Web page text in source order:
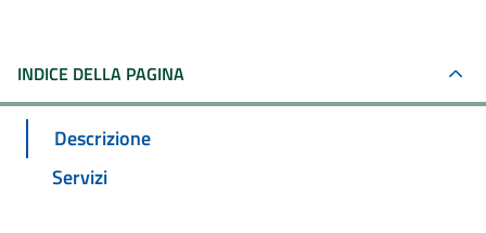
INDICE DELLA PAGINA
Descrizione
Servizi